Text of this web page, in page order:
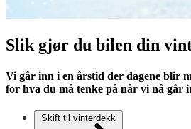
Slik gjør du bilen din
Vi går inn i en årstid der dagene blir
for hva du må tenke på når vi nå går
Skift til vinterdekk